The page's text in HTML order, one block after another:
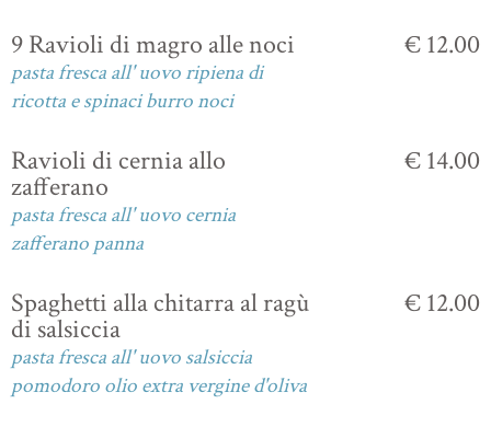
9 Ravioli di magro alle noci
pasta fresca all' uovo ripiena di
ricotta e spinaci burro noci
€ 12.00
Ravioli di cernia allo
zafferano
pasta fresca all' uovo cernia
zafferano panna
€ 14.00
Spaghetti alla chitarra al ragù
di salsiccia
pasta fresca all' uovo salsiccia
pomodoro olio extra vergine d'oliva
€ 12.00